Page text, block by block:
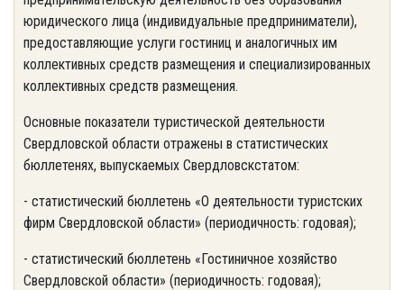
юридического лица (индивидуальные предприниматели),
предоставляющие услуги гостиниц и аналогичных им
коллективных средств размещения и специализированных
коллективных средств размещения.
Основные показатели туристической деятельности
Свердловской области отражены в статистических
бюллетенях, выпускаемых Свердловскстатом:
- статистический бюллетень «О деятельности туристских
фирм Свердловской области» (периодичность: годовая);
- статистический бюллетень «Гостиничное хозяйство
Свердловской области» (периодичность: годовая);